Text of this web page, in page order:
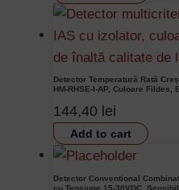
Detector Temperatură Rată
HM-RHSE-I-AP, Culoare Fildes,
144,40 lei
Add to cart
Detector Conventional
cu Tensiune 15-30VDC,